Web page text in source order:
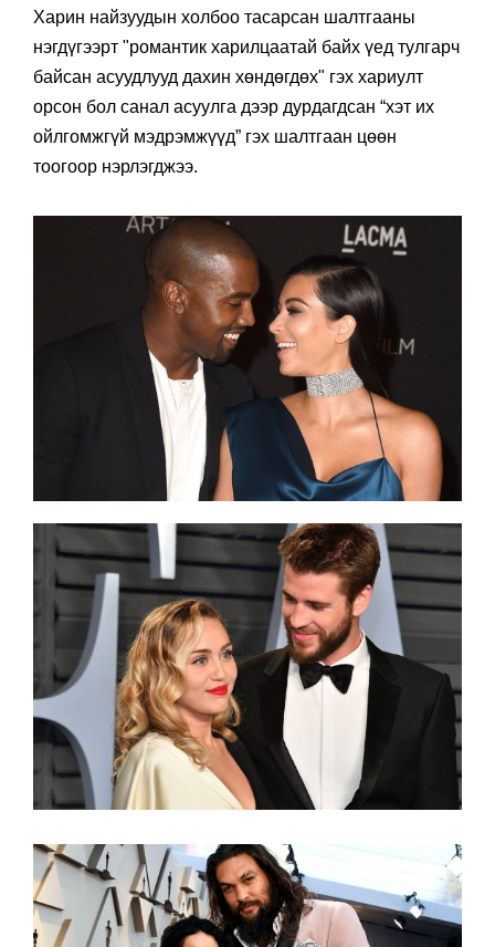
Харин найзуудын холбоо тасарсан шалтгааны
нэгдүгээрт "романтик харилцаатай байх үед тулгарч
байсан асуудлууд дахин хөндөгдөх" гэх хариулт
орсон бол санал асуулга дээр дурдагдсан “хэт их
ойлгомжгүй мэдрэмжүүд” гэх шалтгаан цөөн
тоогоор нэрлэгджээ.